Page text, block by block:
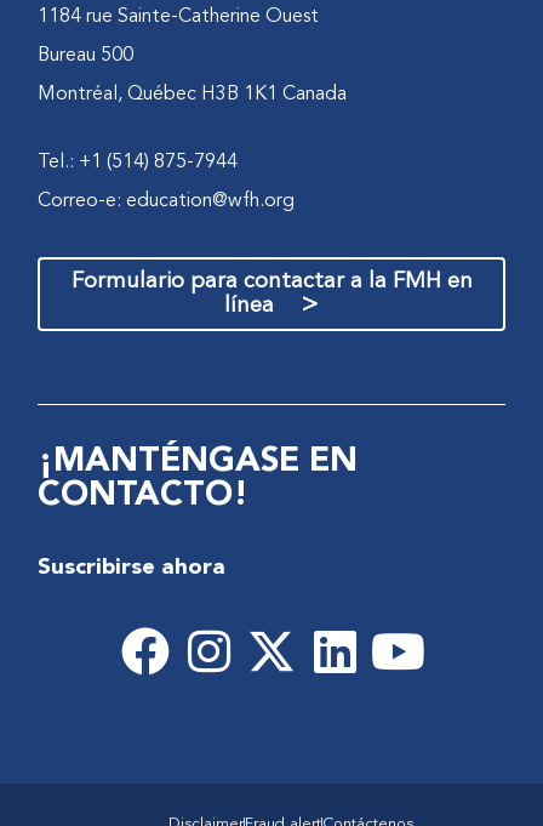
1184 rue Sainte-Catherine Ouest
Bureau 500
Montréal, Québec H3B 1K1 Canada
Tel.: +1 (514) 875-7944
Correo-e:education@wfh.org
Formulario para contactar a la FMH en
línea
>
¡MANTÉNGASE EN
CONTACTO!
Suscribirse ahora